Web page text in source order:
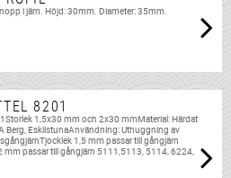
i järn. Höjd: 30mm. Diameter: 35mm.
8201
1,5x30 mm och 2x30 mmMaterial: Härdat
Berg, EskilstunaAnvändning: Uthuggning av
1,5 mm passar till gångjärn
mm passar till gångjärn 5111,5113, 5114, 6224,